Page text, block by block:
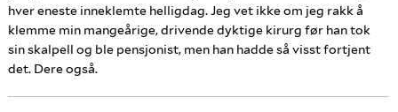
hver eneste inneklemte helligdag. Jeg vet ikke om jeg rakk å
klemme min mangeårige, drivende dyktige kirurg før han tok
sin skalpell og ble pensjonist, men han hadde så visst fortjent
det. Dere også.